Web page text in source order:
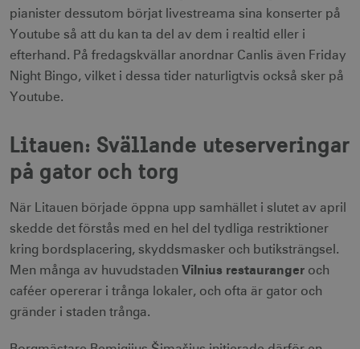
pianister dessutom börjat livestreama sina konserter på
Youtube så att du kan ta del av dem i realtid eller i
efterhand. På fredagskvällar anordnar Canlis även Friday
Night Bingo, vilket i dessa tider naturligtvis också sker på
Youtube.
Litauen: Svällande uteserveringar
på gator och torg
När Litauen började öppna upp samhället i slutet av april
skedde det förstås med en hel del tydliga restriktioner
kring bordsplacering, skyddsmasker och butiksträngsel.
Men många av huvudstaden Vilnius restauranger och
caféer opererar i trånga lokaler, och ofta är gator och
gränder i staden trånga.
Namn
Leverantör /
Domän
Utgång Beskrivning
_gid
Google LLC
1 dag
Används
att räkna
spåra
_ga_E3KTQC6HXK
.visitsweden.com
1 år 1
månad
Denna
används av
Google
för att
Google LLC
.visitsweden.com
sekunder
begränsa
Namn Leverantör / Domän
_hjSession_1328012
_gat_gtag_UA_121053790_1
anj
Xandr Inc.
.adnxs.com
_fbp
Meta Platform Inc.
Namn
Leverantör
/ Domän
Utgång Beskrivning
Vimeo.com
Inc.
månad
Vimeo-
ingen
identifierbar
Vimeo-
videospelaren
på
webbplatser.
Den
innehåller
ingen
identifierbar
information.